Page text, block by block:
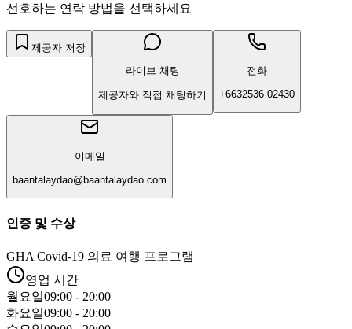
선호하는 연락 방법을 선택하세요
제공자 저장
라이브 채팅
제공자와 직접 채팅하기
전화
+6632536 02430
이메일
baantalaydao@baantalaydao.com
인증 및 수상
GHA Covid-19 의료 여행 프로그램
영업 시간
월요일09:00 - 20:00
화요일09:00 - 20:00